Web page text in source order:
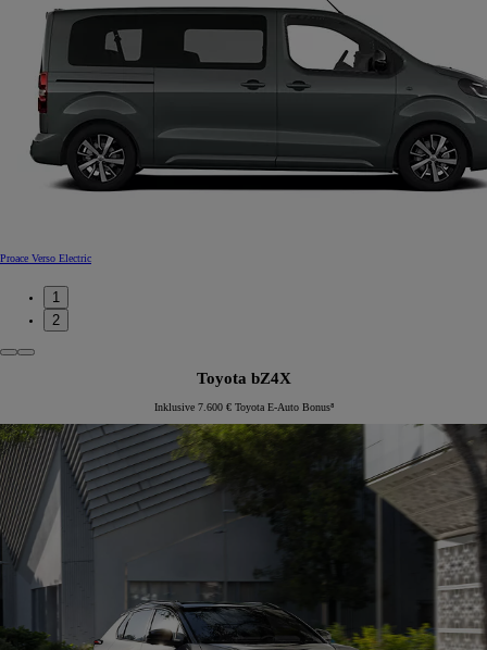
Proace Verso Electric
1
2
Toyota bZ4X
Inklusive 7.600 € Toyota E-Auto Bonus⁸